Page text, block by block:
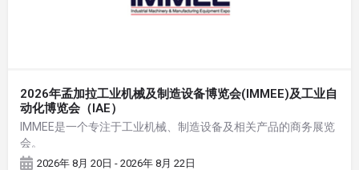
2026年孟加拉工业机械及制造设备博览会(IMMEE)及工业自
动化博览会（IAE）
IMMEE是一个专注于工业机械、制造设备及相关产品的商务展览
会。
2026年 8月 20日 - 2026年 8月 22日